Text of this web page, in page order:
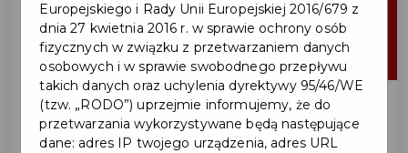
06
Europejskiego i Rady Unii Europejskiej 2016/679 z
dnia 27 kwietnia 2016 r. w sprawie ochrony osób
fizycznych w związku z przetwarzaniem danych
osobowych i w sprawie swobodnego przepływu
takich danych oraz uchylenia dyrektywy 95/46/WE
(tzw. „RODO”) uprzejmie informujemy, że do
przetwarzania wykorzystywane będą następujące
dane: adres IP twojego urządzenia, adres URL